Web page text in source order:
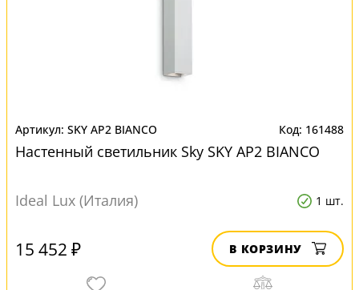
SKY AP2 BIANCO 161488
Настенный светильник Sky SKY AP2 BIANCO
Ideal Lux (Италия) 1 шт.
15 452 ₽ В КОРЗИНУ